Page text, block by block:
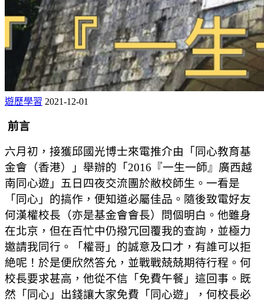
遊歷學習 2021-12-01
前言
六月初，接獲邱國光博士來電推介由「同心教育基
金會（香港）」舉辦的「2016『一生一師』廣西越
南同心遊」五日四夜交流團於敝校師生。一看是
「同心」的搞作，便知道必屬佳品。隨後致電好友
何漢權校長（亦是基金會會長）問個明白。他雖身
在北京，但在百忙中仍撥冗回覆我的查詢，並極力
邀請我同行。「權哥」的誠意及口才，有誰可以拒
絶呢！於是便欣然答允，並戰戰兢兢期待行程。何
校長要求甚高，他從不信「免費午餐」這回事。既
然「同心」出錢讓大家免費「同心遊」，何校長必